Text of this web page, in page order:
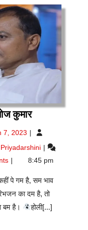
कुमारहोली-
कुमार
7, 2023 March
2023
होली-
कुमार
8:45 pm
पे गम है, सम भाव
का दम है, तो
बम है।
होली[...]